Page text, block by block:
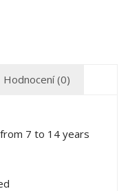
Hodnocení (0)
7 to 14 years